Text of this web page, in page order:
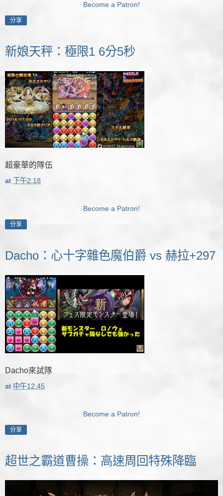
Become a Patron!
分享
新娘天秤：極限1 6分5秒
超豪華的隊伍
at 下午2:18
Become a Patron!
分享
Dacho：心十字雜色魔伯爵 vs 赫拉+297
Dacho來試隊
at 中午12:45
Become a Patron!
分享
超世之霸道曹操：高速周回特殊降臨